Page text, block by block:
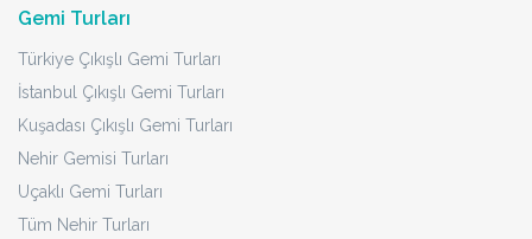
Gemi Turları
Türkiye Çıkışlı Gemi Turları
İstanbul Çıkışlı Gemi Turları
Kuşadası Çıkışlı Gemi Turları
Nehir Gemisi Turları
Uçaklı Gemi Turları
Tüm Nehir Turları